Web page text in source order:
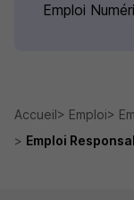
Emploi
Accueil Emploi
Emploi